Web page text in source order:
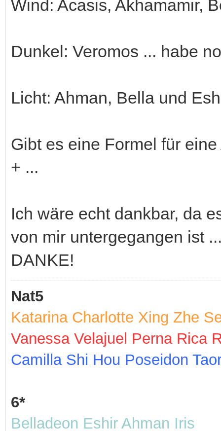
Wind: Acasis, Akhamamir,
Dunkel: Veromos ... habe
Licht: Ahman, Bella und
Gibt es eine Formel für
+ ...
Ich wäre echt dankbar, da
von mir untergegangen ist
DANKE!
Nat5
Katarina Charlotte Xing Zhe
Vanessa Velajuel Perna Rica
Camilla Shi Hou Poseidon
6*
Belladeon Eshir Ahman Iris